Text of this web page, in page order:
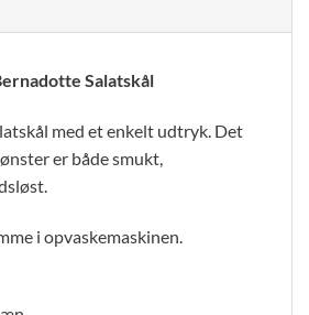
Salatskål
med et enkelt udtryk. Det
er både smukt,
i opvaskemaskinen.